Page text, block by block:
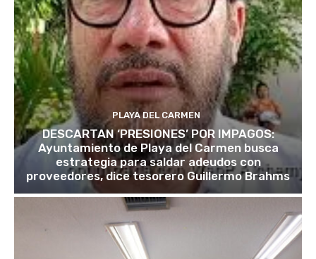
PLAYA DEL CARMEN
DESCARTAN ‘PRESIONES’ POR IMPAGOS:
Ayuntamiento de Playa del Carmen busca
estrategia para saldar adeudos con
proveedores, dice tesorero Guillermo Brahms